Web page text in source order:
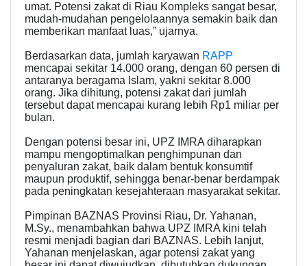
umat. Potensi zakat di Riau Kompleks sangat besar,
mudah-mudahan pengelolaannya semakin baik dan
memberikan manfaat luas,” ujarnya.
Berdasarkan data, jumlah karyawan RAPP
mencapai sekitar 14.000 orang, dengan 60 persen di
antaranya beragama Islam, yakni sekitar 8.000
orang. Jika dihitung, potensi zakat dari jumlah
tersebut dapat mencapai kurang lebih Rp1 miliar per
bulan.
Dengan potensi besar ini, UPZ IMRA diharapkan
mampu mengoptimalkan penghimpunan dan
penyaluran zakat, baik dalam bentuk konsumtif
maupun produktif, sehingga benar-benar berdampak
pada peningkatan kesejahteraan masyarakat sekitar.
Pimpinan BAZNAS Provinsi Riau, Dr. Yahanan,
M.Sy., menambahkan bahwa UPZ IMRA kini telah
resmi menjadi bagian dari BAZNAS. Lebih lanjut,
Yahanan menjelaskan, agar potensi zakat yang